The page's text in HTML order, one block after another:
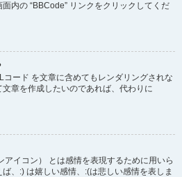
内の “BBCode” リンクをクリックしてくだ
ード を文章に含めてもレンダリングされな
章を作成したいのであれば、代わりに
アイコン） とは感情を表現するために用いら
、:) は嬉しい感情、:(は悲しい感情を表しま